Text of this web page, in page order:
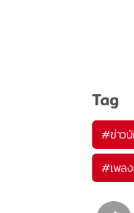
Tag
#ข่าว
#เพล